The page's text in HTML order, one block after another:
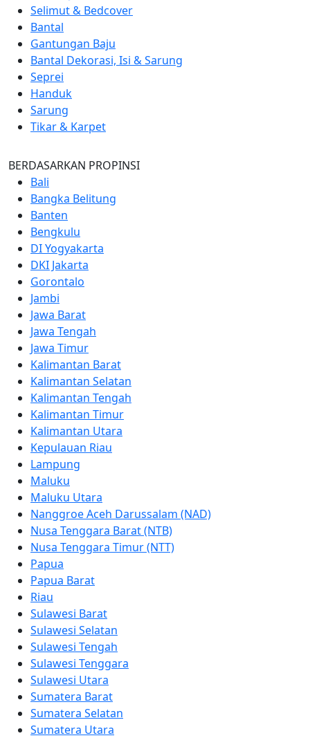
Selimut & Bedcover
Bantal
Gantungan Baju
Bantal Dekorasi, Isi & Sarung
Seprei
Handuk
Sarung
Tikar & Karpet
BERDASARKAN PROPINSI
Bali
Bangka Belitung
Banten
Bengkulu
DI Yogyakarta
DKI Jakarta
Gorontalo
Jambi
Jawa Barat
Jawa Tengah
Jawa Timur
Kalimantan Barat
Kalimantan Selatan
Kalimantan Tengah
Kalimantan Timur
Kalimantan Utara
Kepulauan Riau
Lampung
Maluku
Maluku Utara
Nanggroe Aceh Darussalam (NAD)
Nusa Tenggara Barat (NTB)
Nusa Tenggara Timur (NTT)
Papua
Papua Barat
Riau
Sulawesi Barat
Sulawesi Selatan
Sulawesi Tengah
Sulawesi Tenggara
Sulawesi Utara
Sumatera Barat
Sumatera Selatan
Sumatera Utara